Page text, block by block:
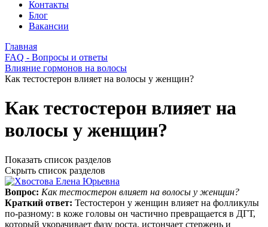
Контакты
Блог
Вакансии
Главная
FAQ - Вопросы и ответы
Влияние гормонов на волосы
Как тестостерон влияет на волосы у женщин?
Как тестостерон влияет на
волосы у женщин?
Показать список разделов
Скрыть список разделов
Вопрос: Как тестостерон влияет на волосы у женщин?
Краткий ответ: Тестостерон у женщин влияет на фолликулы
по‑разному: в коже головы он частично превращается в ДГТ,
который укорачивает фазу роста, истончает стержень и